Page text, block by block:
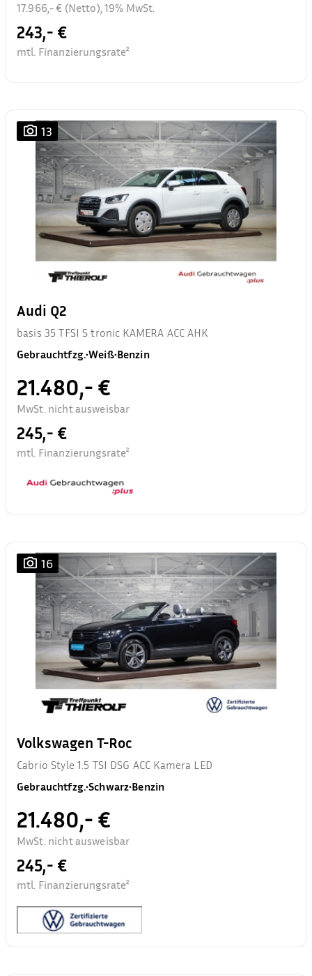
17.966,- € (Netto), 19% MwSt.
243,- €
mtl. Finanzierungsrate²
13
Audi Q2
basis 35 TFSI S tronic KAMERA ACC AHK
Gebrauchtfzg.•Weiß•Benzin
21.480,- €
MwSt. nicht ausweisbar
245,- €
mtl. Finanzierungsrate²
16
Volkswagen T-Roc
Cabrio Style 1.5 TSI DSG ACC Kamera LED
Gebrauchtfzg.•Schwarz•Benzin
21.480,- €
MwSt. nicht ausweisbar
245,- €
mtl. Finanzierungsrate²